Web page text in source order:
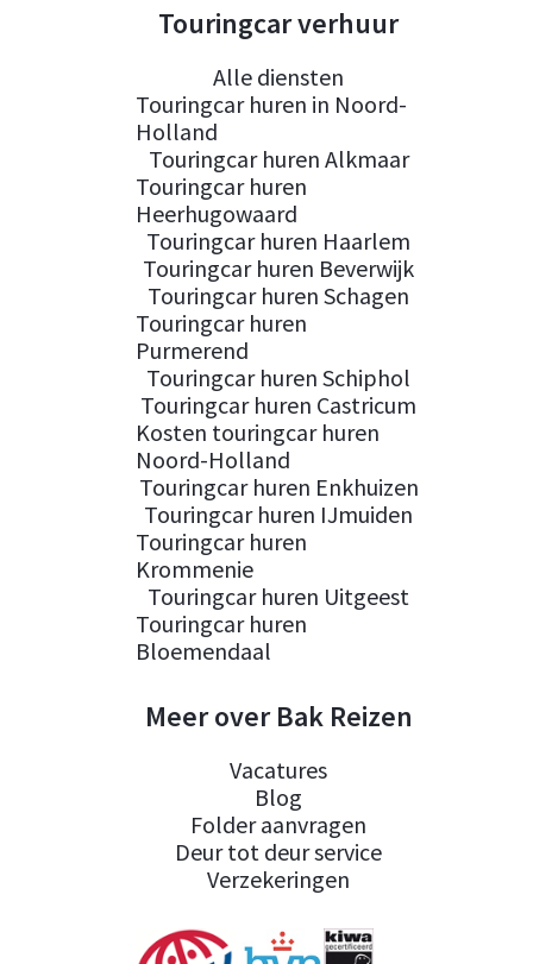
Touringcar verhuur
Alle diensten
Touringcar huren in Noord-
Holland
Touringcar huren Alkmaar
Touringcar huren
Heerhugowaard
Touringcar huren Haarlem
Touringcar huren Beverwijk
Touringcar huren Schagen
Touringcar huren
Purmerend
Touringcar huren Schiphol
Touringcar huren Castricum
Kosten touringcar huren
Noord-Holland
Touringcar huren Enkhuizen
Touringcar huren IJmuiden
Touringcar huren
Krommenie
Touringcar huren Uitgeest
Touringcar huren
Bloemendaal
Meer over Bak Reizen
Vacatures
Blog
Folder aanvragen
Deur tot deur service
Verzekeringen